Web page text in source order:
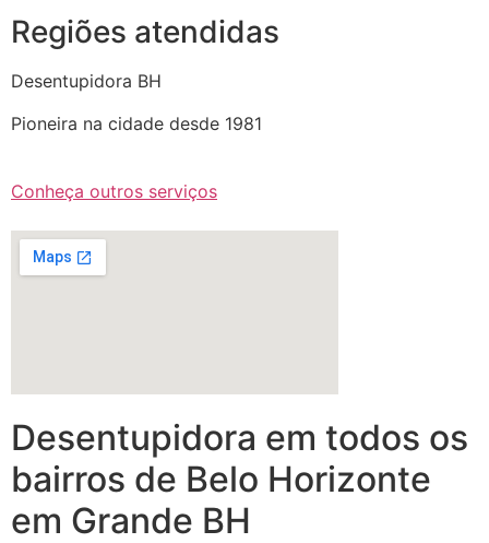
Regiões atendidas
Desentupidora BH
Pioneira na cidade desde 1981
Conheça outros serviços
Desentupidora em todos os
bairros de Belo Horizonte
em Grande BH